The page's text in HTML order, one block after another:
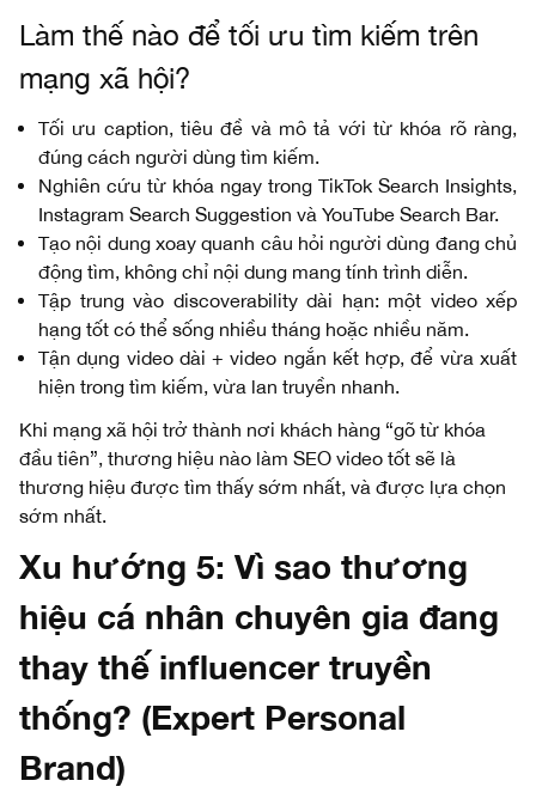
Làm thế nào để tối ưu tìm kiếm trên
mạng xã hội?
Tối ưu caption, tiêu đề và mô tả với từ khóa rõ ràng,
đúng cách người dùng tìm kiếm.
Nghiên cứu từ khóa ngay trong TikTok Search Insights,
Instagram Search Suggestion và YouTube Search Bar.
Tạo nội dung xoay quanh câu hỏi người dùng đang chủ
động tìm, không chỉ nội dung mang tính trình diễn.
Tập trung vào discoverability dài hạn: một video xếp
hạng tốt có thể sống nhiều tháng hoặc nhiều năm.
Tận dụng video dài + video ngắn kết hợp, để vừa xuất
hiện trong tìm kiếm, vừa lan truyền nhanh.
Khi mạng xã hội trở thành nơi khách hàng “gõ từ khóa
đầu tiên”, thương hiệu nào làm SEO video tốt sẽ là
thương hiệu được tìm thấy sớm nhất, và được lựa chọn
sớm nhất.
Xu hướng 5: Vì sao thương
hiệu cá nhân chuyên gia đang
thay thế influencer truyền
thống? (Expert Personal
Brand)